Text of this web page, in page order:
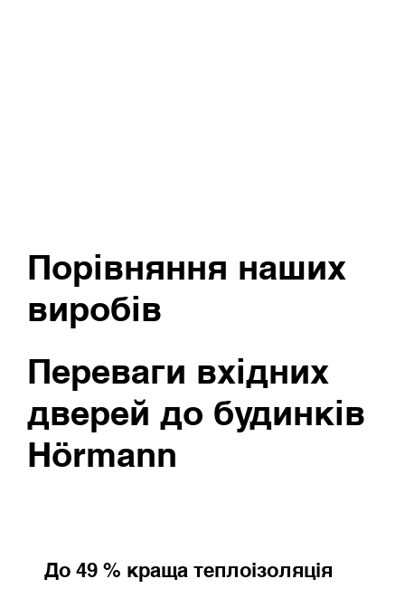
Переваги вхідних
дверей до будинків
Hörmann
До 49 % краща теплоізоляція
Порівняння наших
виробів